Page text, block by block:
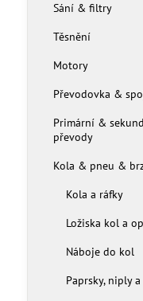
Sání & filtry
Těsnění
Motory
Převodovka &
Primární &
převody
Kola & pneu &
Kola a ráfky
Ložiska kol a
Náboje do kol
Paprsky, niply